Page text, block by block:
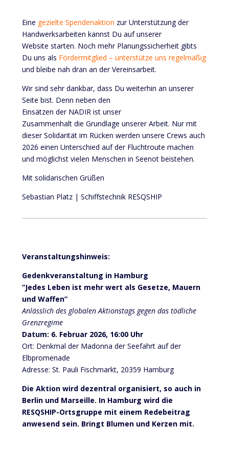
Eine gezielte Spendenaktion zur Unterstützung der
Handwerksarbeiten kannst Du auf unserer
Website starten. Noch mehr Planungssicherheit gibts
Du uns als Fördermitglied – unterstütze uns regelmäßig
und bleibe nah dran an der Vereinsarbeit.
Wir sind sehr dankbar, dass Du weiterhin an unserer
Seite bist. Denn neben den
Einsätzen der NADIR ist unser
Zusammenhalt die Grundlage unserer Arbeit. Nur mit
dieser Solidarität im Rücken werden unsere Crews auch
2026 einen Unterschied auf der Fluchtroute machen
und möglichst vielen Menschen in Seenot beistehen.
Mit solidarischen Grüßen
Sebastian Platz | Schiffstechnik RESQSHIP
Veranstaltungshinweis:
Gedenkveranstaltung in Hamburg
“Jedes Leben ist mehr wert als Gesetze, Mauern
und Waffen”
Anlässlich des globalen Aktionstags gegen das tödliche
Grenzregime
Datum: 6. Februar 2026, 16:00 Uhr
Ort: Denkmal der Madonna der Seefahrt auf der
Elbpromenade
Adresse: St. Pauli Fischmarkt, 20359 Hamburg
Die Aktion wird dezentral organisiert, so auch in
Berlin und Marseille. In Hamburg wird die
RESQSHIP-Ortsgruppe mit einem Redebeitrag
anwesend sein. Bringt Blumen und Kerzen mit.